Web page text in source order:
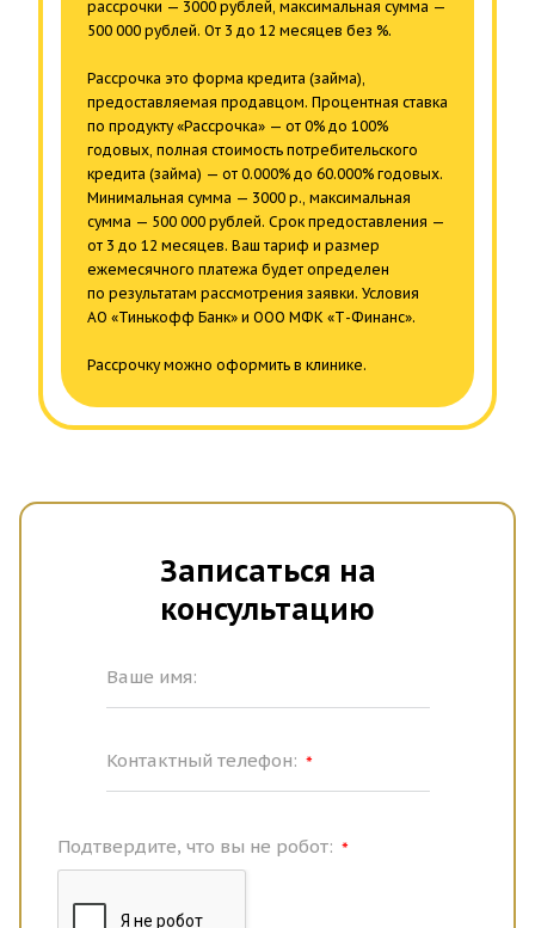
рассрочки — 3000 рублей, максимальная сумма —
500 000 рублей. От 3 до 12 месяцев без %.
Рассрочка это форма кредита (займа),
предоставляемая продавцом. Процентная ставка
по продукту «Рассрочка» — от 0% до 100%
годовых, полная стоимость потребительского
кредита (займа) — от 0.000% до 60.000% годовых.
Минимальная сумма — 3000 р., максимальная
сумма — 500 000 рублей. Срок предоставления —
от 3 до 12 месяцев. Ваш тариф и размер
ежемесячного платежа будет определен
по результатам рассмотрения заявки. Условия
АО «Тинькофф Банк» и ООО МФК «Т-Финанс».
Рассрочку можно оформить в клинике.
Записаться на
консультацию
Ваше имя:
Контактный телефон: *
Подтвердите, что вы не робот: *